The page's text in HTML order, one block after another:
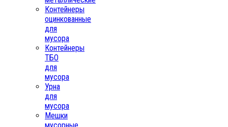
Контейнеры
оцинкованные
для
мусора
Контейнеры
ТБО
для
мусора
Урна
для
мусора
Мешки